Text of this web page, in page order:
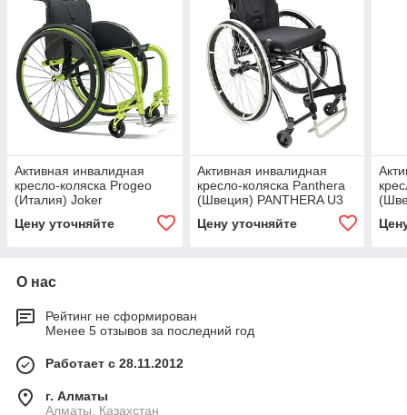
Активная инвалидная
кресло-коляска Progeo
(Италия) Joker
Цену уточняйте
Активная инвалидная
кресло-коляска Panthera
(Швеция) PANTHERA U3
Цену уточняйте
О нас
Рейтинг не сформирован
Менее 5 отзывов за последний год
Работает с 28.11.2012
г. Алматы
Алматы, Казахстан